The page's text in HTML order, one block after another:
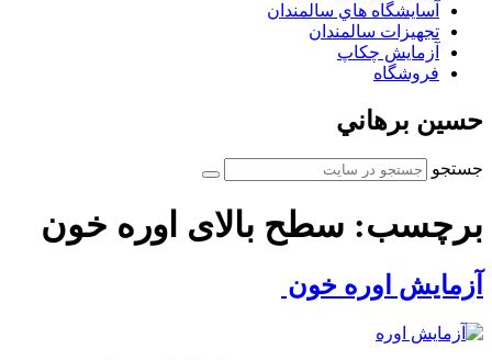
آسايشگاه هاي سالمندان
تجهیزات سالمندان
آزمايش چكاپ
فروشگاه
حسين برهاني
جستجو
برچسب: سطح بالای اوره خون
آزمایش اوره خون